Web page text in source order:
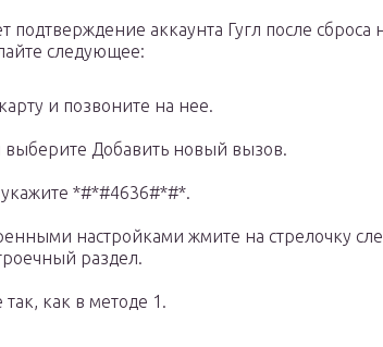
подтверждение аккаунта Гугл после сброса
следующее:
и позвоните на нее.
Добавить новый вызов.
*#*#4636#*#*.
настройками жмите на стрелочку
раздел.
так, как в методе 1.